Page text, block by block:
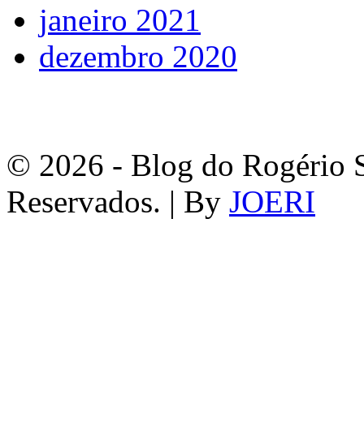
janeiro 2021
dezembro 2020
© 2026 - Blog do Rogério
Reservados. | By JOERI